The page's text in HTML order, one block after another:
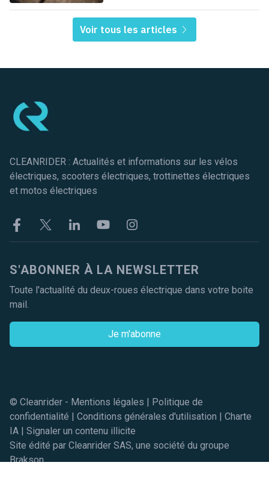
Voir tous les articles
CLEANRIDER : Actualités et informations sur les vélos
électriques, scooters électriques, trottinettes électriques
et motos électriques
FacebookTwitter LinkekinYoutubeInstagram
S'ABONNER À LA NEWSLETTER
Toute l'actualité du deux-roues électrique dans votre boite
mail.
Je m'abonne
© Cleanrider - Mentions légales | Politique de
confidentialité | Conditions générales d'utilisation | Charte
IA | Signaler un contenu illicite
Site édité par Cleanrider SAS, une société du groupe
Brakson